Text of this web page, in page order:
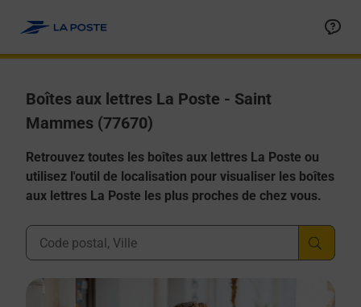
Boîtes aux lettres La Poste - Saint
Mammes (77670)
Retrouvez toutes les boîtes aux lettres La Poste ou
utilisez l'outil de localisation pour visualiser les boîtes
aux lettres La Poste les plus proches de chez vous.
Ville, Département, Code Postal